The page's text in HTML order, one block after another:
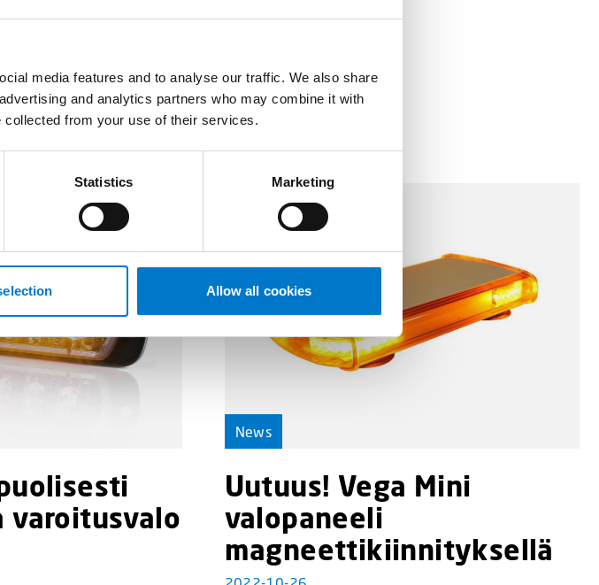
media features and to analyse our traffic. We also share
and analytics partners who may combine it with
collected from your use of their services.
Statistics Marketing
Allow all cookies
varoitusvalo
News
Uutuus! Vega Mini
valopaneeli
magneettikiinnityksellä